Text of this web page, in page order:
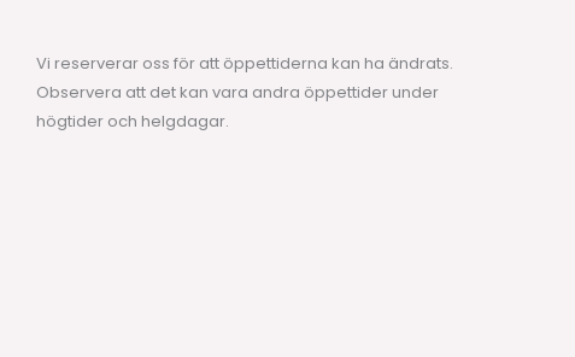
Vi reserverar oss för att öppettiderna kan ha ändrats.
Observera att det kan vara andra öppettider under
högtider och helgdagar.